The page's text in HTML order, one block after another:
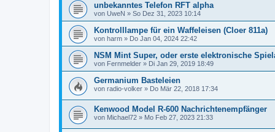
unbekanntes Telefon RFT alpha
von UweN » So Dez 31, 2023 10:14
Kontrolllampe für ein Waffeleisen (Cloer 811a)
von harm » Do Jan 04, 2024 22:42
NSM Mint Super, oder erste elektronische
von Fernmelder » Di Jan 29, 2019 18:49
Germanium Basteleien
von radio-volker » Do Mär 22, 2018 17:34
Kenwood Model R-600 Nachrichtenempfänger
von Michael72 » Mo Feb 27, 2023 21:33